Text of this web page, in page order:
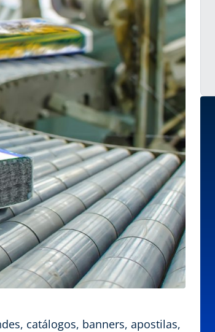
catálogos, banners, apostilas,